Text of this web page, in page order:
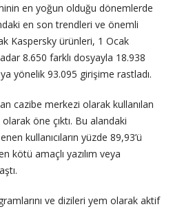
en yoğun olduğu dönemlerde
en son trendleri ve önemli
Kaspersky ürünleri, 1 Ocak
8.650 farklı dosyayla 18.938
yönelik 93.095 girişime rastladı.
cazibe merkezi olarak kullanılan
öne çıktı. Bu alandaki
kullanıcıların yüzde 89,93’ü
kötü amaçlı yazılım veya
ve dizileri yem olarak aktif